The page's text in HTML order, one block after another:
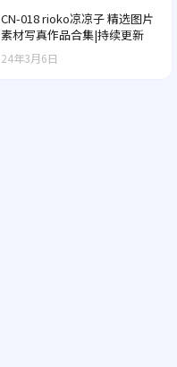
CN-018 rioko凉凉子 精选图片
素材写真作品合集|持续更新
24年3月6日